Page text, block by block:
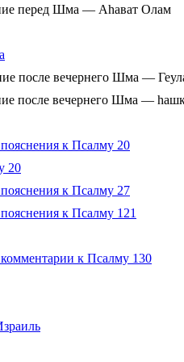
перед Шма — Аhават Олам
после вечернего Шма —
после вечернего Шма —
к Псалму 20
20
к Псалму 27
к Псалму 121
к Псалму 130